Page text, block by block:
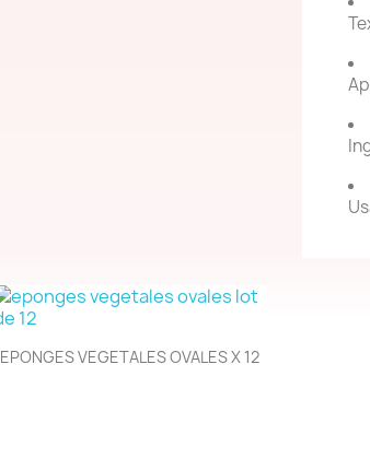
Aperçu rapide
EPONGES VEGETALES OVALES X 12